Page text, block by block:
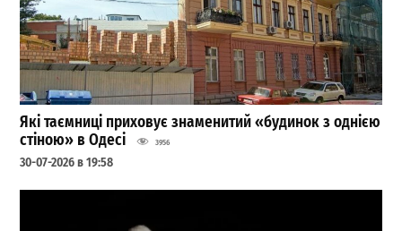
Які таємниці приховує знаменитий «будинок з однією
стіною» в Одесі
3956
30-07-2026 в 19:58